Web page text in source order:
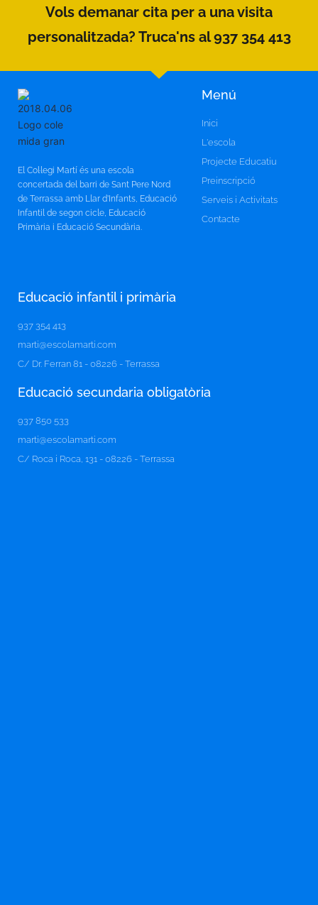
Vols demanar cita per a una visita
personalitzada? Truca'ns al 937 354 413
El Col·legi Martí és una escola
concertada del barri de Sant Pere Nord
de Terrassa amb Llar d’Infants, Educació
Infantil de segon cicle, Educació
Primària i Educació Secundària.
Menú
Inici
L'escola
Projecte Educatiu
Preinscripció
Serveis i Activitats
Contacte
Educació infantil i primària
937 354 413
marti@escolamarti.com
C/ Dr. Ferran 81 - 08226 - Terrassa
Educació secundaria obligatòria​
937 850 533
marti@escolamarti.com
C/ Roca i Roca, 131 - 08226 - Terrassa